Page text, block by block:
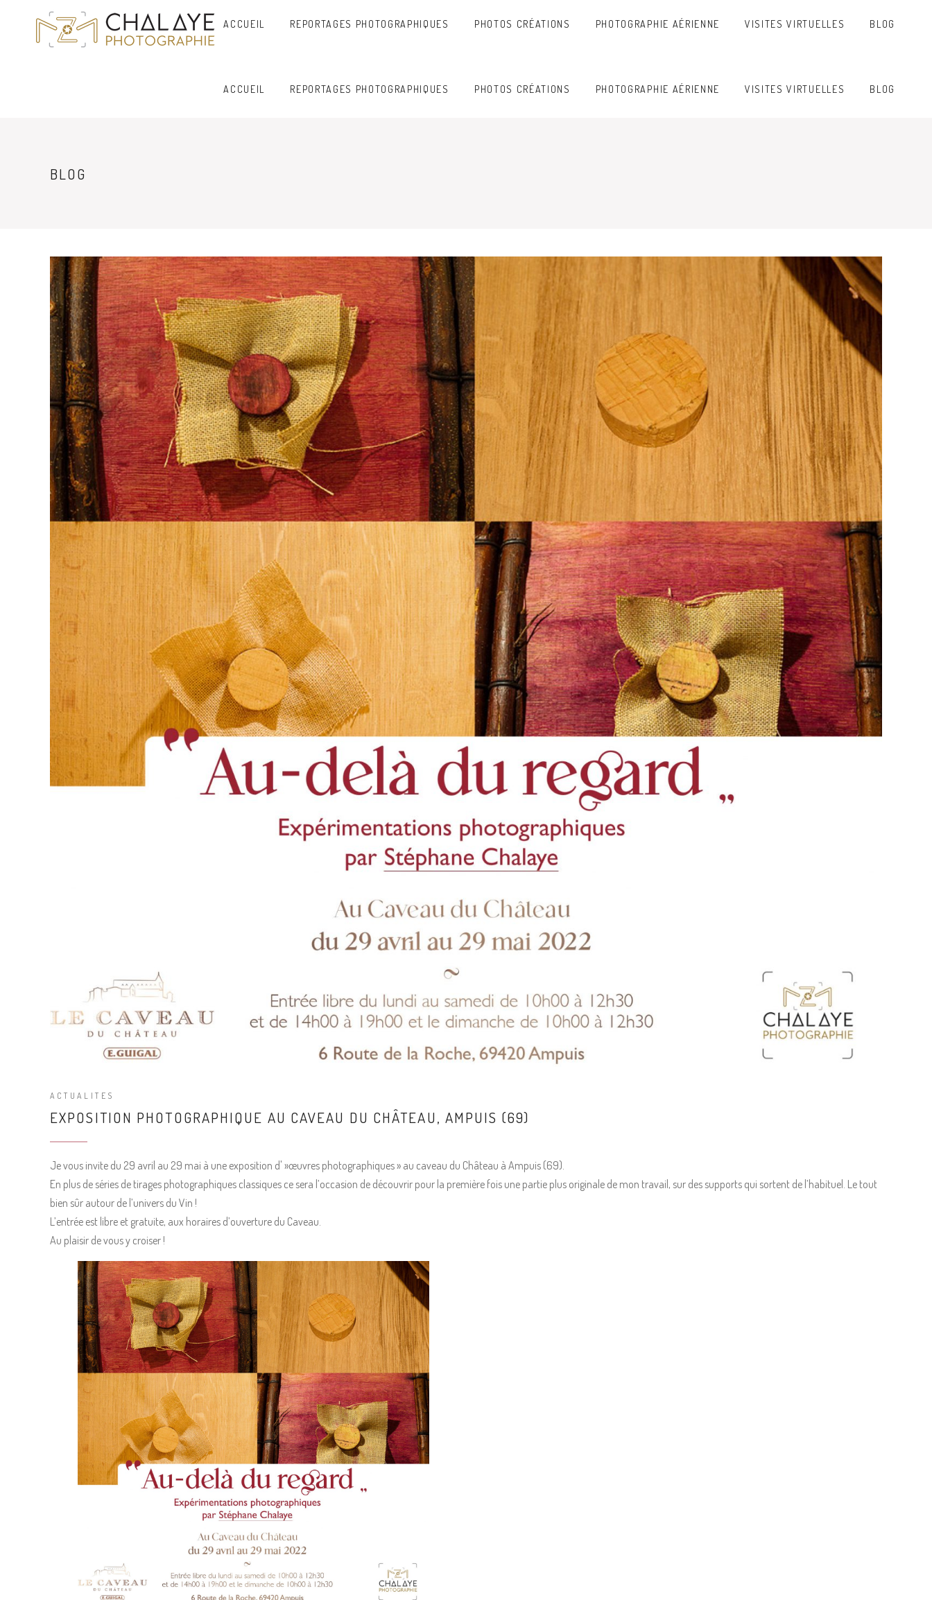
ACCUEIL REPORTAGES PHOTOGRAPHIQUES PHOTOS CRÉATIONS PHOTOGRAPHIE AÉRIENNE VISITES VIRTUELLES BLOG
ACCUEIL REPORTAGES PHOTOGRAPHIQUES PHOTOS CRÉATIONS PHOTOGRAPHIE AÉRIENNE VISITES VIRTUELLES BLOG
BLOG
ACTUALITES
EXPOSITION PHOTOGRAPHIQUE AU CAVEAU DU CHÂTEAU, AMPUIS (69)
Je vous invite du 29 avril au 29 mai à une exposition d' »œuvres photographiques » au caveau du Château à Ampuis (69).
En plus de séries de tirages photographiques classiques ce sera l’occasion de découvrir pour la première fois une partie plus originale de mon travail, sur des supports qui sortent de l’habituel. Le tout
bien sûr autour de l’univers du Vin !
L’entrée est libre et gratuite, aux horaires d’ouverture du Caveau.
Au plaisir de vous y croiser !